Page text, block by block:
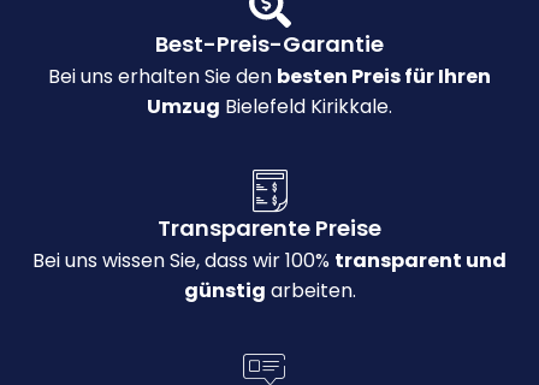
Best-Preis-Garantie
Bei uns erhalten Sie den besten Preis für Ihren
Umzug Bielefeld Kirikkale.
Transparente Preise
Bei uns wissen Sie, dass wir 100% transparent und
günstig arbeiten.